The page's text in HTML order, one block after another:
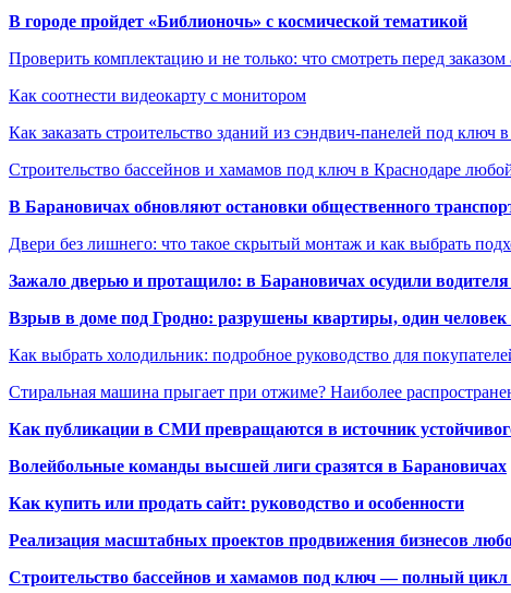
В городе пройдет «Библионочь» с космической тематикой
Проверить комплектацию и не только: что смотреть перед заказом
Как соотнести видеокарту с монитором
Как заказать строительство зданий из сэндвич-панелей под ключ
Строительство бассейнов и хамамов под ключ в Краснодаре
В Барановичах обновляют остановки общественного
Двери без лишнего: что такое скрытый монтаж и как выбрать
Зажало дверью и протащило: в Барановичах осудили
Взрыв в доме под Гродно: разрушены квартиры, один человек
Как выбрать холодильник: подробное руководство для
Стиральная машина прыгает при отжиме? Наиболее
Как публикации в СМИ превращаются в источник
Волейбольные команды высшей лиги сразятся в Барановичах
Как купить или продать сайт: руководство и особенности
Реализация масштабных проектов продвижения бизнесов
Строительство бассейнов и хамамов под ключ — полный цикл